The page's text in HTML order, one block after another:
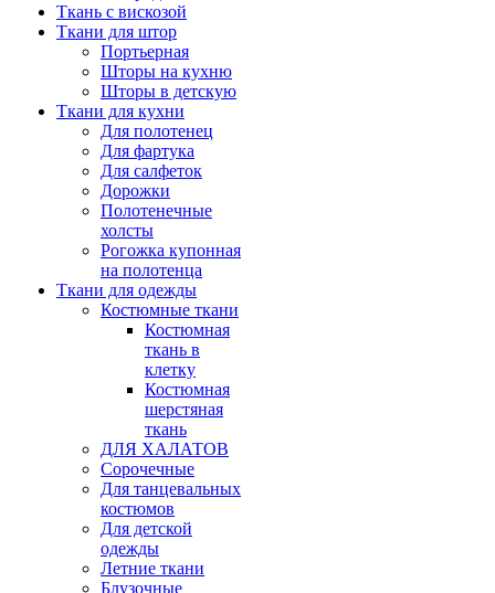
Ткань с вискозой
Ткани для штор
Портьерная
Шторы на кухню
Шторы в детскую
Ткани для кухни
Для полотенец
Для фартука
Для салфеток
Дорожки
Полотенечные
холсты
Рогожка купонная
на полотенца
Ткани для одежды
Костюмные ткани
Костюмная
ткань в
клетку
Костюмная
шерстяная
ткань
ДЛЯ ХАЛАТОВ
Сорочечные
Для танцевальных
костюмов
Для детской
одежды
Летние ткани
Блузочные